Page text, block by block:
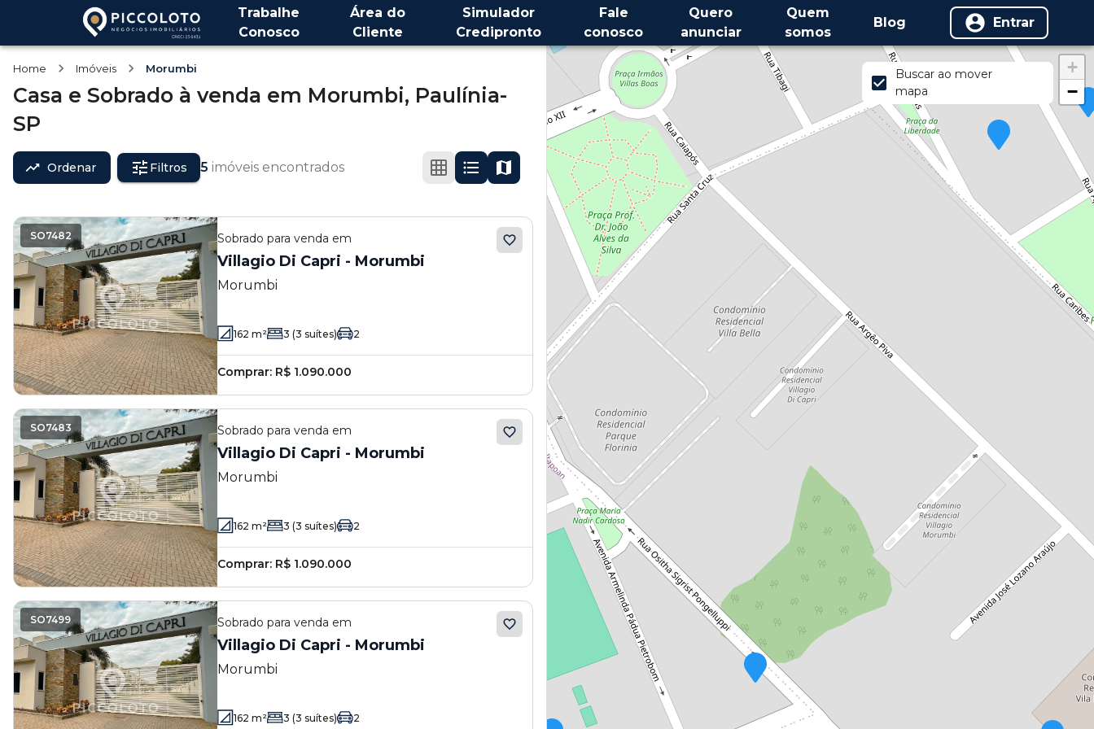
Trabalhe
Conosco
Área do
Cliente
Simulador
Credipronto
Fale
conosco
Quero
anunciar
Quem
somos
Blog Entrar
Home Imóveis Morumbi
Casa e Sobrado à venda em Morumbi, Paulínia-
SP
Ordenar Filtros 5 imóveis encontrados
SO7482 Sobrado para venda em
Villagio Di Capri - Morumbi
Morumbi
162 m² 3 (3 suítes) 2
Comprar: R$ 1.090.000
SO7483 Sobrado para venda em
Villagio Di Capri - Morumbi
Morumbi
162 m² 3 (3 suítes) 2
Comprar: R$ 1.090.000
SO7499 Sobrado para venda em
Villagio Di Capri - Morumbi
Morumbi
162 m² 3 (3 suítes) 2
+
−
Buscar ao mover
mapa